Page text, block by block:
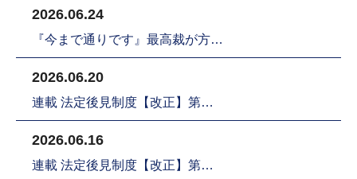
2026.06.24
『今まで通りです』最高裁が方…
2026.06.20
連載 法定後見制度【改正】第…
2026.06.16
連載 法定後見制度【改正】第…